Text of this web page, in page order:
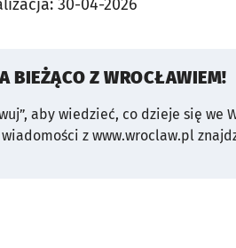
30-04-2026
BIEŻĄCO Z WROCŁAWIEM!
aby wiedzieć, co dzieje się we
z www.wroclaw.pl